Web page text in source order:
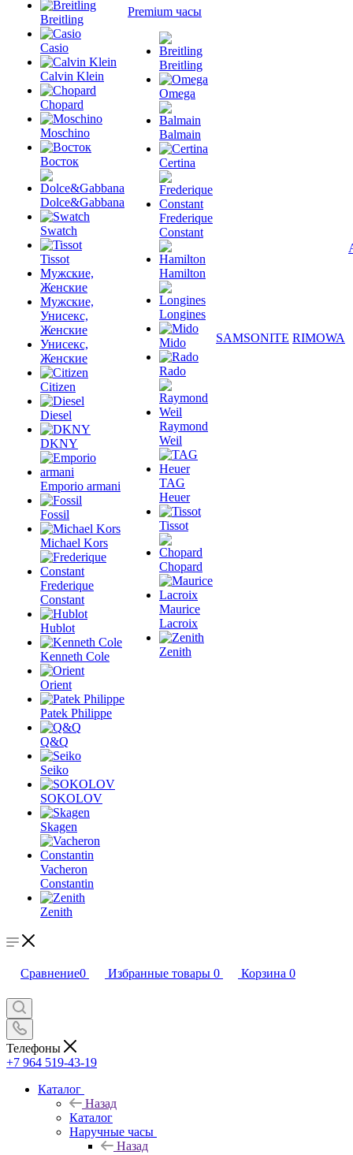
Breitling
Casio
Calvin Klein
Chopard
Moschino
Восток
Dolce&Gabbana
Swatch
Tissot
Мужские,
Женские
Мужские,
Унисекс,
Женские
Унисекс,
Женские
Citizen
Diesel
DKNY
Emporio armani
Fossil
Michael Kors
Frederique
Constant
Hublot
Kenneth Cole
Orient
Patek Philippe
Q&Q
Seiko
SOKOLOV
Skagen
Vacheron
Constantin
Zenith
Premium часы
Breitling
Omega
Balmain
Certina
Frederique
Constant
Hamilton
Longines
Mido
Rado
Raymond
Weil
TAG
Heuer
Tissot
Chopard
Maurice
Lacroix
Zenith
SAMSONITE RIMOWA
Сравнение0 Избранные товары 0 Корзина 0
Телефоны
+7 964 519-43-19
Каталог
Назад
Каталог
Наручные часы
Назад